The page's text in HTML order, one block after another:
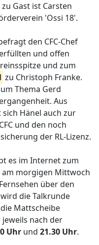
Gast ist Carsten
'Ossi 18'.
den CFC-Chef
und offen
und zum
zu Christoph Franke.
Thema Gerd
Aus
Hänel auch zur
und den noch
der RL-Lizenz.
es im Internet zum
am morgigen Mittwoch
über den
die Talkrunde
Mattscheibe
nach der
Uhr und 21.30 Uhr.